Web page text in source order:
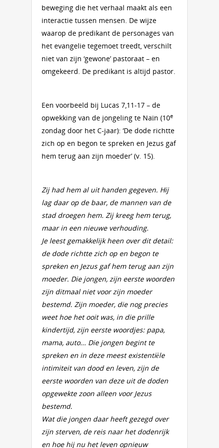
beweging die het verhaal maakt als een
interactie tussen mensen. De wijze
waarop de predikant de personages van
het evangelie tegemoet treedt, verschilt
niet van zijn ‘gewone’ pastoraat – en
omgekeerd. De predikant is altijd pastor.
Een voorbeeld bij Lucas 7,11-17 – de
opwekking van de jongeling te Naïn (10e
zondag door het C-jaar): ‘De dode richtte
zich op en begon te spreken en Jezus gaf
hem terug aan zijn moeder’ (v. 15).
Zij had hem al uit handen gegeven. Hij
lag daar op de baar, de mannen van de
stad droegen hem. Zij kreeg hem terug,
maar in een nieuwe verhouding.
Je leest gemakkelijk heen over dit detail:
de dode richtte zich op en begon te
spreken en Jezus gaf hem terug aan zijn
moeder. Die jongen, zijn eerste woorden
zijn ditmaal niet voor zijn moeder
bestemd. Zijn moeder, die nog precies
weet hoe het ooit was, in die prille
kindertijd, zijn eerste woordjes: papa,
mama, auto... Die jongen begint te
spreken en in deze meest existentiële
intimiteit van dood en leven, zijn de
eerste woorden van deze uit de doden
opgewekte zoon alleen voor Jezus
bestemd.
Wat die jongen daar heeft gezegd over
zijn sterven, de reis naar het dodenrijk
en hoe hij nu het leven opnieuw